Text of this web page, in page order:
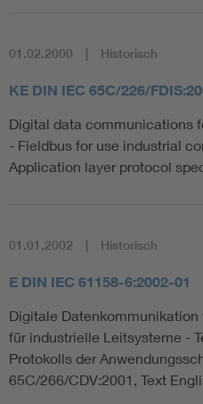
01.02.2000 Historisch
KE DIN IEC 65C/226/
Digital data communications
- Fieldbus for use industrial
Application layer protocol
01.01.2002 Historisch
E DIN IEC 61158-6:2002-01
Digitale
für industrielle Leitsysteme -
Protokolls der
65C/266/CDV:2001, Text